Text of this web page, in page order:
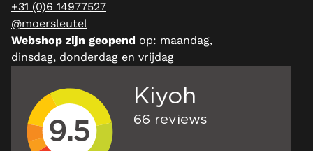
+31 (0)6 14977527
@moersleutel
Webshop zijn geopend op: maandag,
dinsdag, donderdag en vrijdag